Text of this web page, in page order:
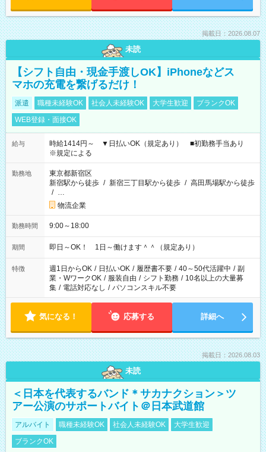
掲載日：2026.08.07
未読
【シフト自由・現金手渡しOK】iPhoneなどス
マホの充電を繋げるだけ！
派遣 職種未経験OK 社会人未経験OK 大学生歓迎
ブランクOK
WEB登録・面接OK
給与
時給1414円～ ▼日払いOK（規定あり） ■初勤務手当あり
※規定による
勤務地
東京都新宿区
新宿駅から徒歩 / 新宿三丁目駅から徒歩 / 高田馬場駅から徒歩
/ …
物流企業
勤務時間 9:00～18:00
期間 即日～OK！ 1日～働けます＾＾（規定あり）
特徴 週1日からOK / 日払いOK / 履歴書不要 / 40～50代活躍中 / 副
業・WワークOK / 服装自由 / シフト勤務 / 10名以上の大量募
集 / 電話対応なし / パソコンスキル不要
気になる！ 応募する 詳細へ
掲載日：2026.08.03
未読
＜日本を代表するバンド＊サカナクション＞ツ
アー公演のサポートバイト＠日本武道館
アルバイト 職種未経験OK 社会人未経験OK
大学生歓迎
ブランクOK